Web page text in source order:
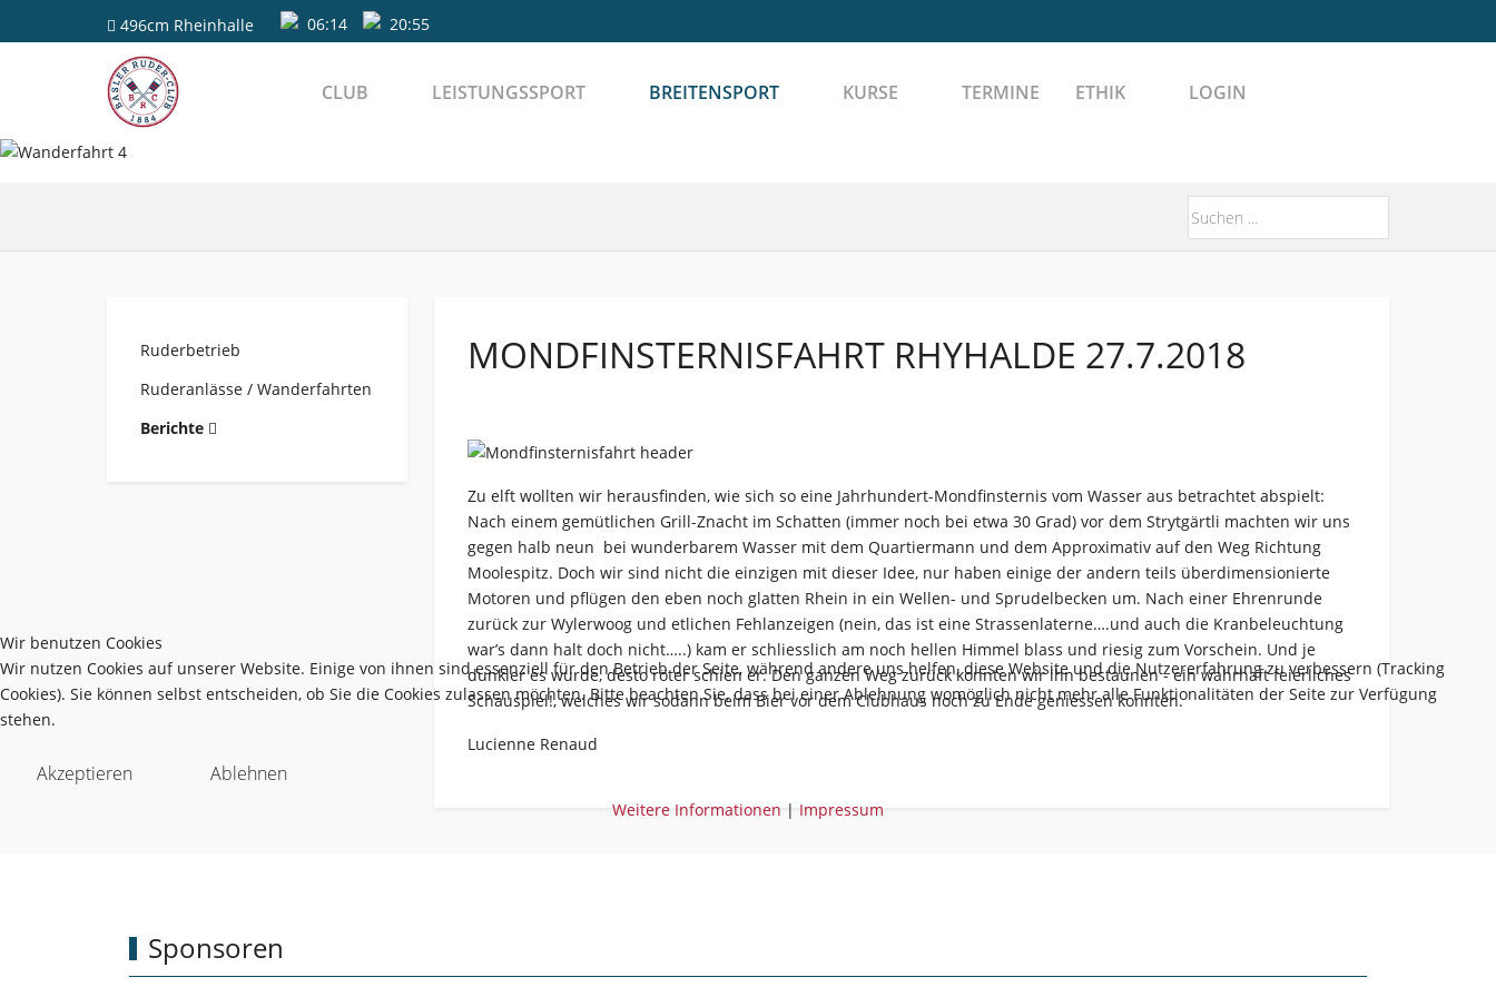
496cm Rheinhalle 06:14 20:55
CLUB LEISTUNGSSPORT BREITENSPORT KURSE TERMINE ETHIK LOGIN
Ruderbetrieb
Ruderanlässe / Wanderfahrten
Berichte
MONDFINSTERNISFAHRT RHYHALDE 27.7.2018
Zu elft wollten wir herausfinden, wie sich so eine Jahrhundert-Mondfinsternis vom Wasser aus betrachtet abspielt:
Nach einem gemütlichen Grill-Znacht im Schatten (immer noch bei etwa 30 Grad) vor dem Strytgärtli machten wir uns
gegen halb neun bei wunderbarem Wasser mit dem Quartiermann und dem Approximativ auf den Weg Richtung
Moolespitz. Doch wir sind nicht die einzigen mit dieser Idee, nur haben einige der andern teils überdimensionierte
Motoren und pflügen den eben noch glatten Rhein in ein Wellen- und Sprudelbecken um. Nach einer Ehrenrunde
zurück zur Wylerwoog und etlichen Fehlanzeigen (nein, das ist eine Strassenlaterne….und auch die Kranbeleuchtung
war’s dann halt doch nicht…..) kam er schliesslich am noch hellen Himmel blass und riesig zum Vorschein. Und je
dunkler es wurde, desto röter schien er. Den ganzen Weg zurück konnten wir ihn bestaunen - ein wahrhaft feierliches
Schauspiel!, welches wir sodann beim Bier vor dem Clubhaus noch zu Ende geniessen konnten.
Lucienne Renaud
Sponsoren
Wir benutzen Cookies
Wir nutzen Cookies auf unserer Website. Einige von ihnen sind essenziell für den Betrieb der Seite, während andere uns helfen, diese Website und die Nutzererfahrung zu verbessern (Tracking
Cookies). Sie können selbst entscheiden, ob Sie die Cookies zulassen möchten. Bitte beachten Sie, dass bei einer Ablehnung womöglich nicht mehr alle Funktionalitäten der Seite zur Verfügung
stehen.
Akzeptieren Ablehnen
Weitere Informationen | Impressum